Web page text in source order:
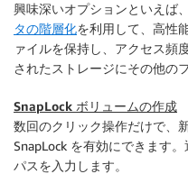
興味深いオプションといえば
タの階層化を利用して、高性
ァイルを保持し、アクセス頻
されたストレージにその他の
SnapLock ボリュームの作成
数回のクリック操作だけで、
SnapLock を有効にできます
パスを入力します。